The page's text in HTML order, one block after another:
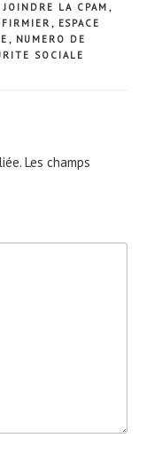
LA CPAM ,
, ESPACE
, NUMERO DE
SOCIALE
Les champs